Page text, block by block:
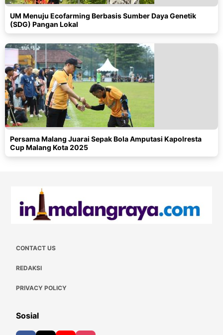
UM Menuju Ecofarming Berbasis Sumber Daya Genetik
(SDG) Pangan Lokal
Persama Malang Juarai Sepak Bola Amputasi Kapolresta
Cup Malang Kota 2025
CONTACT US
REDAKSI
PRIVACY POLICY
Sosial